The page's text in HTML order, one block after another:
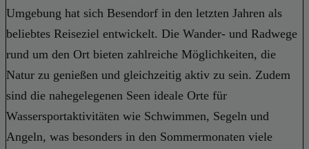
Umgebung hat sich Besendorf in den letzten Jahren als
beliebtes Reiseziel entwickelt. Die Wander- und Radwege
rund um den Ort bieten zahlreiche Möglichkeiten, die
Natur zu genießen und gleichzeitig aktiv zu sein. Zudem
sind die nahegelegenen Seen ideale Orte für
Wassersportaktivitäten wie Schwimmen, Segeln und
Angeln, was besonders in den Sommermonaten viele